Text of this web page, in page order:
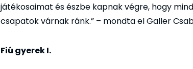
játékosaimat és észbe kapnak végre, hogy
csapatok várnak ránk.” – mondta el Galler
Fiú gyerek I.